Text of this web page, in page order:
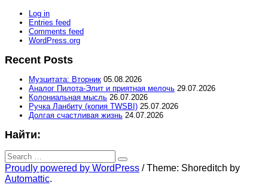
Log in
Entries feed
Comments feed
WordPress.org
Recent Posts
Музцитата: Вторник 05.08.2026
Аналог Пилота-Элит и приятная мелочь 29.07.2026
Колониальная мысль 26.07.2026
Ручка Ланбиту (копия TWSBI) 25.07.2026
Долгая счастливая жизнь 24.07.2026
Найти:
Search
for:
Search
Proudly powered by WordPress /Theme: Shoreditch by
Automattic.